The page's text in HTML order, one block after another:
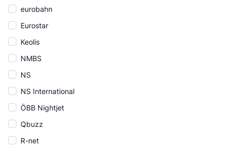
eurobahn
Eurostar
Keolis
NMBS
NS
NS International
ÖBB Nightjet
Qbuzz
R-net